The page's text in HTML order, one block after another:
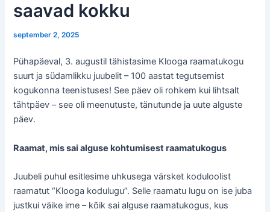
saavad kokku
september 2, 2025
Pühapäeval, 3. augustil tähistasime Klooga raamatukogu
suurt ja südamlikku juubelit – 100 aastat tegutsemist
kogukonna teenistuses! See päev oli rohkem kui lihtsalt
tähtpäev – see oli meenutuste, tänutunde ja uute alguste
päev.
Raamat, mis sai alguse kohtumisest raamatukogus
Juubeli puhul esitlesime uhkusega värsket koduloolist
raamatut “Klooga kodulugu”. Selle raamatu lugu on ise juba
justkui väike ime – kõik sai alguse raamatukogus, kus